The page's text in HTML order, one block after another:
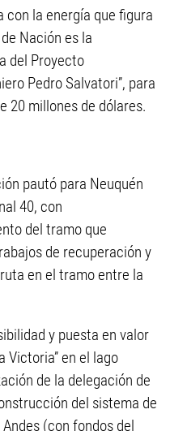
la energía que figura
Nación es la
del Proyecto
Pedro Salvatori”, para
20 millones de dólares.
pautó para Neuquén
40, con
del tramo que
de recuperación y
en el tramo entre la
y puesta en valor
Victoria” en el lago
de la delegación de
del sistema de
(con fondos del